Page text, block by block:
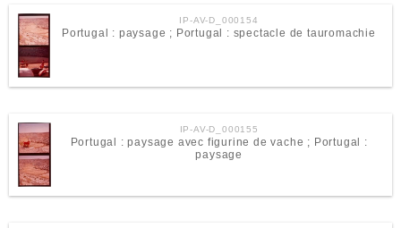
IP-AV-D_000154
Portugal : paysage ; Portugal : spectacle de tauromachie
IP-AV-D_000155
Portugal : paysage avec figurine de vache ; Portugal :
paysage